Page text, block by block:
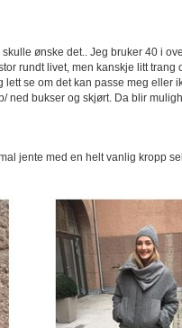
ønske det.. Jeg bruker 40 i
rundt livet, men kanskje litt
se om det kan passe meg
ned bukser og skjørt. Da blir
jente med en helt vanlig kropp